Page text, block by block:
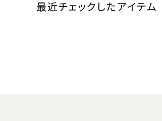
最近チェックしたアイテム